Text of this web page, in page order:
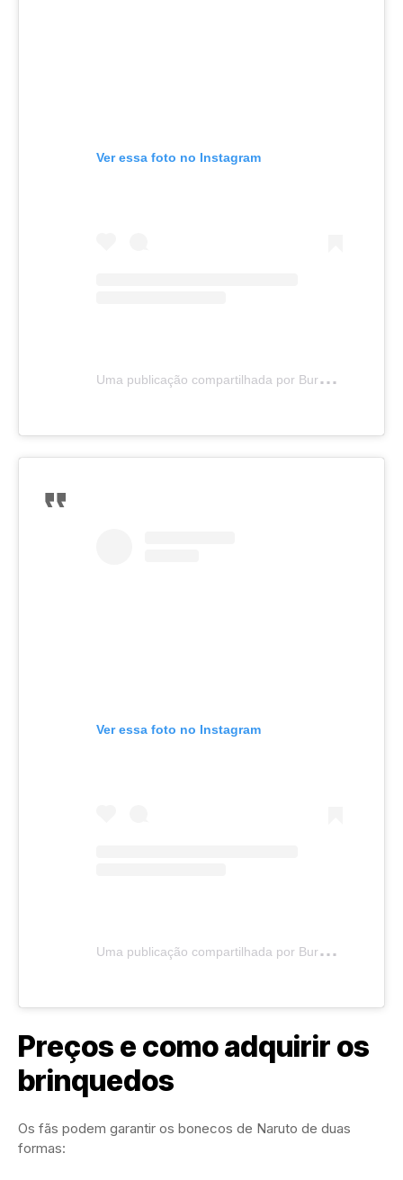
Ver essa foto no Instagram
U
ma publicação compartilhada por Burger King BR (@burgerkingbr)
Ver essa foto no Instagram
U
ma publicação compartilhada por Burger King BR (@burgerkingbr)
Preços e como adquirir os
brinquedos
Os fãs podem garantir os bonecos de Naruto de duas
formas: